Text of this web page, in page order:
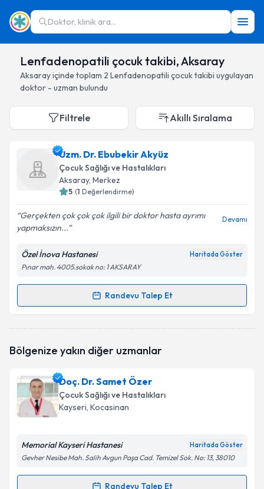
Doktor, klinik ara...
Lenfadenopatili çocuk takibi, Aksaray
Aksarayiçinde toplam 2 Lenfadenopatili çocuk takibi uygulayan
doktor - uzman bulundu
Filtrele Akıllı Sıralama
Uzm. Dr. Ebubekir Akyüz
Çocuk Sağlığı ve Hastalıkları
Aksaray, Merkez
5 (1 Değerlendirme)
Gerçekten çok çok çok ilgili bir doktor hasta ayrımı
yapmaksızın...
Devamı
Özel İnova Hastanesi Haritada Göster
Pınar mah. 4005.sokak no: 1 AKSARAY
Randevu Talep Et
Randevu Takvimi Talebi
oluşturun. Size bu uzmandan randevu almanız için bir
E-posta Adresiniz
Kişisel verilerimin işlenmesine ilişkin
Aydınlatma
Metni'ni okudum ve kişisel verilerimin belirtilen
Bölgenize yakın diğer uzmanlar
Doç. Dr. Samet Özer
Çocuk Sağlığı ve Hastalıkları
Kayseri, Kocasinan
Memorial Kayseri Hastanesi Haritada Göster
Gevher Nesibe Mah. Salih Avgun Paşa Cad. Temizel Sok. No: 13, 38010
Randevu Talep Et